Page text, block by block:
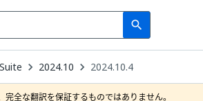
search
Search
2024.10 2024.10.4
全な翻訳を保証するものではありません。